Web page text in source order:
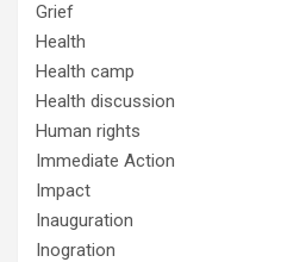
Grief
Health
Health camp
Health discussion
Human rights
Immediate Action
Impact
Inauguration
Inogration